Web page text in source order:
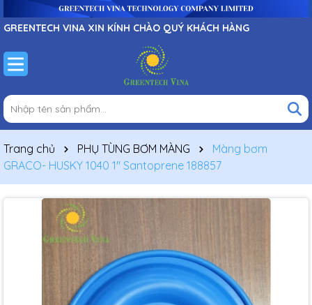
GREENTECH VINA XIN KÍNH CHÀO QUÝ KHÁCH HÀNG
Trang chủ PHỤ TÙNG BƠM MÀNG
Màng bơm
GRACO- HUSKY 1040 1″ Santoprene 188857